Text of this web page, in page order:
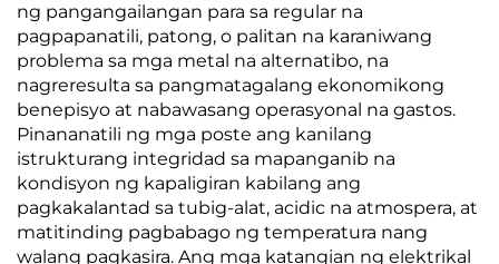
ng pangangailangan para sa regular na
pagpapanatili, patong, o palitan na karaniwang
problema sa mga metal na alternatibo, na
nagreresulta sa pangmatagalang ekonomikong
benepisyo at nabawasang operasyonal na gastos.
Pinananatili ng mga poste ang kanilang
istrukturang integridad sa mapanganib na
kondisyon ng kapaligiran kabilang ang
pagkakalantad sa tubig-alat, acidic na atmospera, at
matitinding pagbabago ng temperatura nang
walang pagkasira. Ang mga katangian ng elektrikal